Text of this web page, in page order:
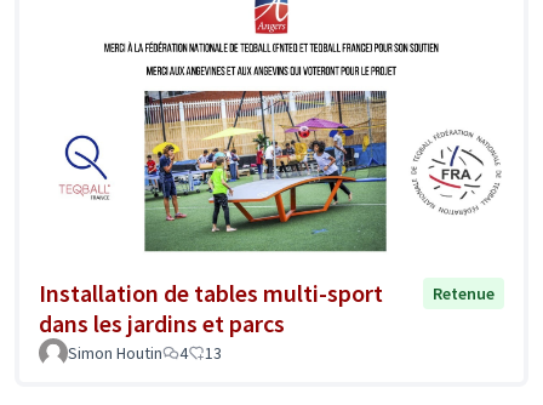
Installation de tables multi-sport
dans les jardins et parcs
Retenue
Simon Houtin 4 13